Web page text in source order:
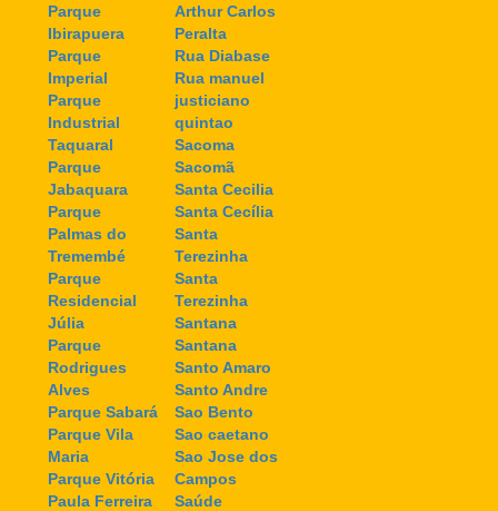
Parque
Ibirapuera
Parque
Imperial
Parque
Industrial
Taquaral
Parque
Jabaquara
Parque
Palmas do
Tremembé
Parque
Residencial
Júlia
Parque
Rodrigues
Alves
Parque Sabará
Parque Vila
Maria
Parque Vitória
Paula Ferreira
Arthur Carlos
Peralta
Rua Diabase
Rua manuel
justiciano
quintao
Sacoma
Sacomã
Santa Cecilia
Santa Cecília
Santa
Terezinha
Santa
Terezinha
Santana
Santana
Santo Amaro
Santo Andre
Sao Bento
Sao caetano
Sao Jose dos
Campos
Saúde